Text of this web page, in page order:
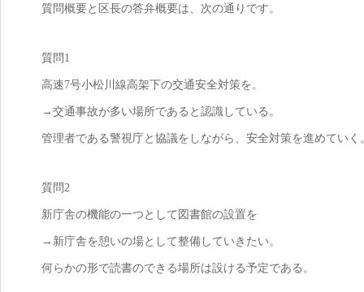
質問概要と区長の答弁概要は、次の通りです。
質問1
高速7号小松川線高架下の交通安全対策を。
→交通事故が多い場所であると認識している。
管理者である警視庁と協議をしながら、安全対策を進めていく
質問2
新庁舎の機能の一つとして図書館の設置を
→新庁舎を憩いの場として整備していきたい。
何らかの形で読書のできる場所は設ける予定である。